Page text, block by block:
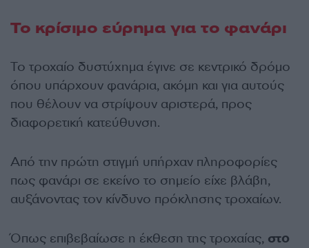
Το κρίσιμο εύρημα για το φανάρι
Το τροχαίο δυστύχημα έγινε σε κεντρικό δρόμο
όπου υπάρχουν φανάρια, ακόμη και για αυτούς
που θέλουν να στρίψουν αριστερά, προς
διαφορετική κατεύθυνση.
Από την πρώτη στιγμή υπήρχαν πληροφορίες
πως φανάρι σε εκείνο το σημείο είχε βλάβη,
αυξάνοντας τον κίνδυνο πρόκλησης τροχαίων.
Όπως επιβεβαίωσε η έκθεση της τροχαίας, στο